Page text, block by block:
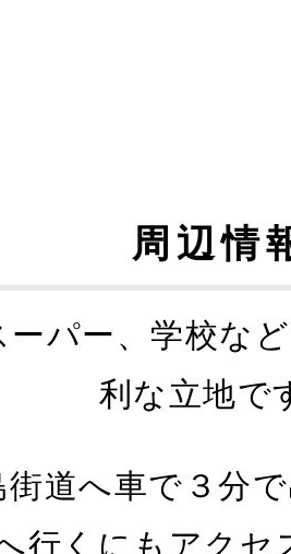
周辺情
ーパー、学校な
利な立地で
街道へ車で３分
行くにもアクセ